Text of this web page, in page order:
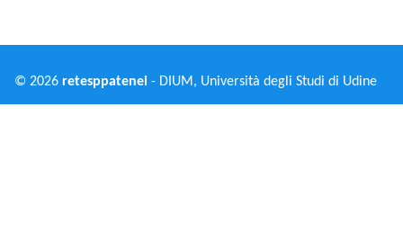
© 2026 retesppatenei - DIUM, Università degli Studi di Udine